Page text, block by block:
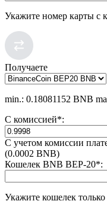
Укажите номер карты с
Получаете
min.: 0.18081152 BNB
С комиссией*:
С учетом комиссии
(0.0002 BNB)
Кошелек BNB BEP-20*:
Укажите кошелек